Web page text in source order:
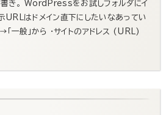
き。 WordPressをお試しフォルダにイ
URLはドメイン直下にしたいなあってい
「一般」から ・サイトのアドレス (URL)